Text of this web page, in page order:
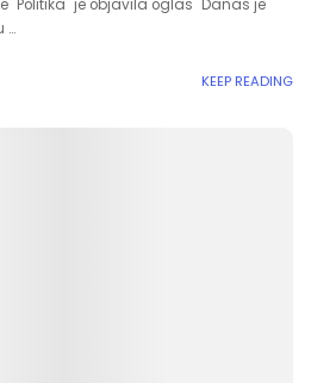
"Politika" je objavila oglas "Danas je
…
KEEP READING